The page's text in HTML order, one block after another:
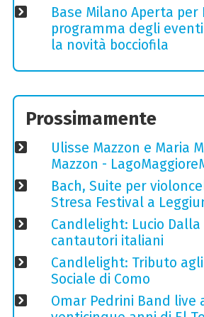
Base Milano Aperta per
programma degli
la novità bocciofila
Prossimamente
Ulisse Mazzon e Maria
Mazzon -
Bach, Suite per
Stresa Festival a
Candlelight: Lucio
cantautori italiani
Candlelight: Tributo
Sociale di Como
Omar Pedrini Band live